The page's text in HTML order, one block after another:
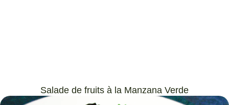
Salade de fruits à la Manzana Verde